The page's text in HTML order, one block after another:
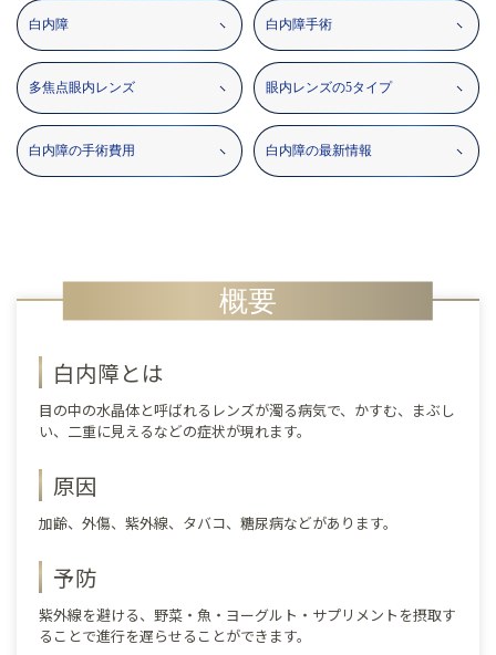
白内障 白内障手術
多焦点眼内レンズ 眼内レンズの5タイプ
白内障の手術費用 白内障の最新情報
概要
白内障とは
目の中の水晶体と呼ばれるレンズが濁る病気で、かすむ、まぶし
い、二重に見えるなどの症状が現れます。
原因
加齢、外傷、紫外線、タバコ、糖尿病などがあります。
予防
紫外線を避ける、野菜・魚・ヨーグルト・サプリメントを摂取す
ることで進行を遅らせることができます。